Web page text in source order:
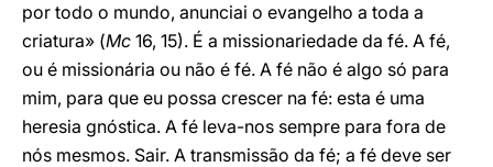
por todo o mundo, anunciai o evangelho a toda a
criatura» (Mc 16, 15). É a missionariedade da fé. A fé,
ou é missionária ou não é fé. A fé não é algo só para
mim, para que eu possa crescer na fé: esta é uma
heresia gnóstica. A fé leva-nos sempre para fora de
nós mesmos. Sair. A transmissão da fé; a fé deve ser